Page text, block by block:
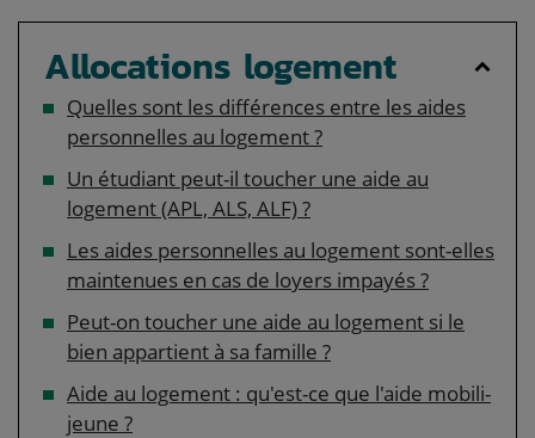
Allocations logement
Quelles sont les différences entre les aides
personnelles au logement ?
Un étudiant peut-il toucher une aide au
logement (APL, ALS, ALF) ?
Les aides personnelles au logement sont-elles
maintenues en cas de loyers impayés ?
Peut-on toucher une aide au logement si le
bien appartient à sa famille ?
Aide au logement : qu'est-ce que l'aide mobili-
jeune ?